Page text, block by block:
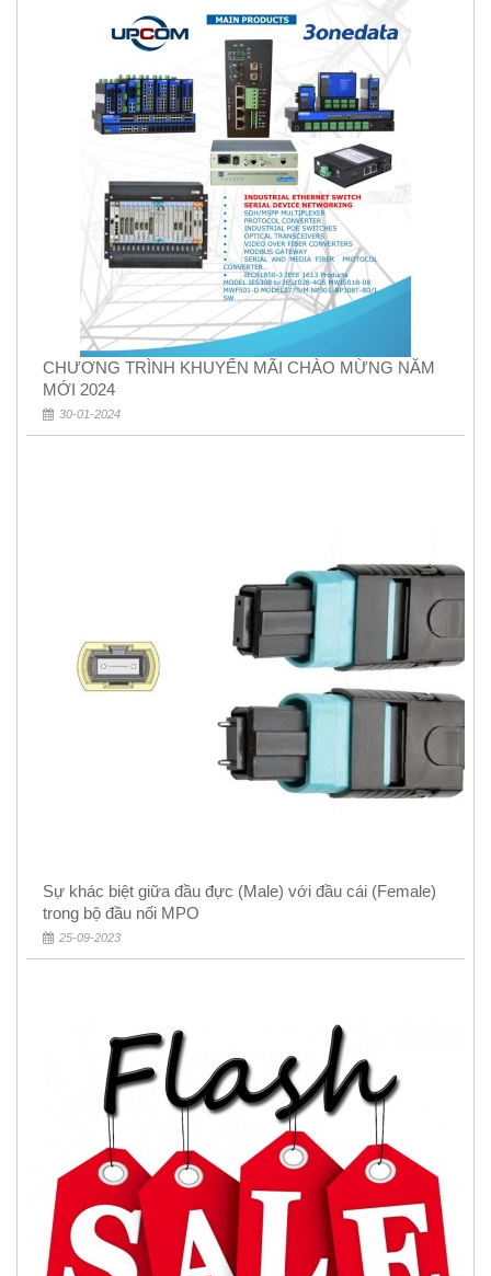
CHƯƠNG TRÌNH KHUYẾN MÃI CHÀO MỪNG NĂM
MỚI 2024
30-01-2024
Sự khác biệt giữa đầu đực (Male) với đầu cái (Female)
trong bộ đầu nối MPO
25-09-2023